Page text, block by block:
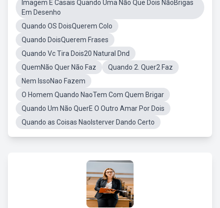
Imagem E Casais Quando Uma Não Que Dois NãoBrigas
Em Desenho
Quando OS DoisQuerem Colo
Quando DoisQuerem Frases
Quando Vc Tira Dois20 Natural Dnd
QuemNão Quer Não Faz
Quando 2. Quer2 Faz
Nem IssoNao Fazem
O Homem Quando NaoTem Com Quem Brigar
Quando Um Não QuerE O Outro Amar Por Dois
Quando as Coisas NaoIsterver Dando Certo